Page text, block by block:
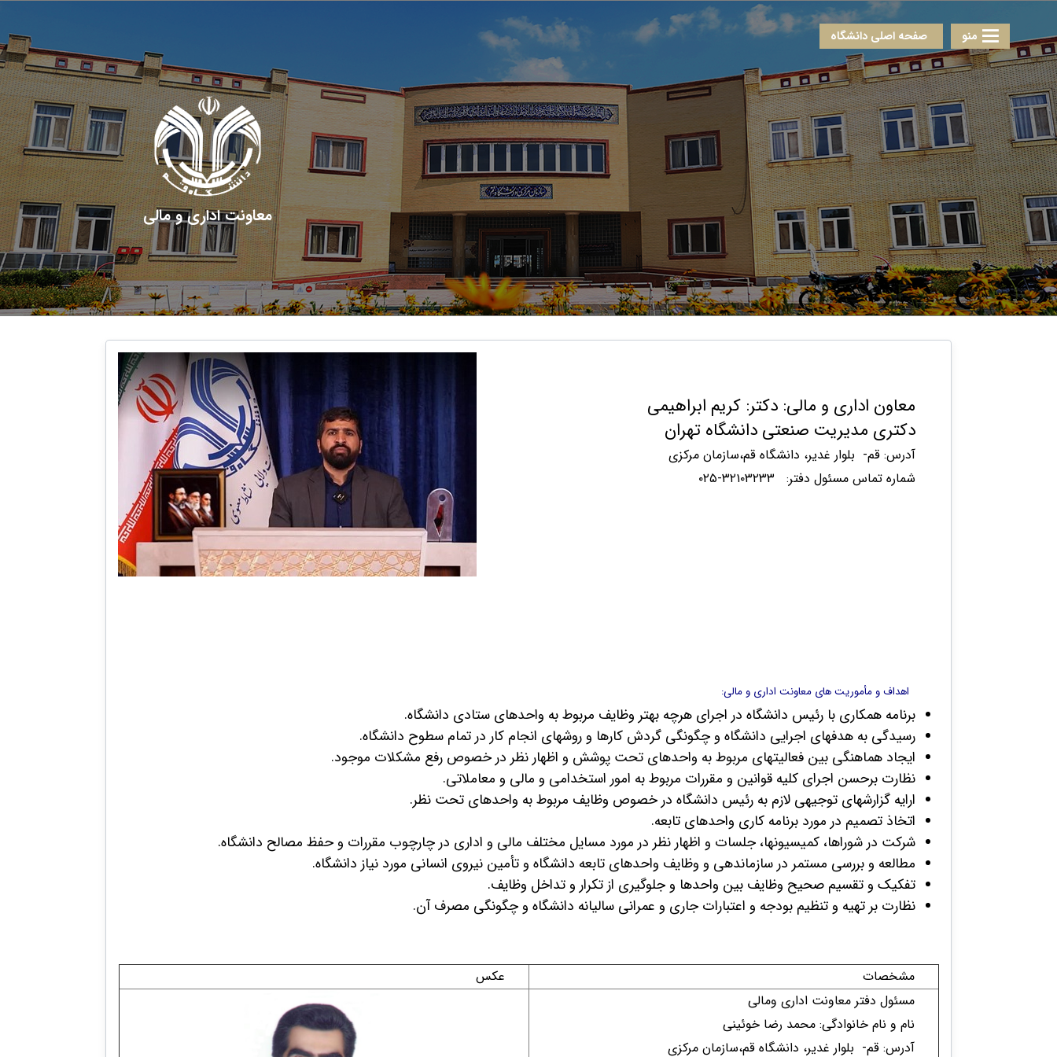
منو صفحه اصلی دانشگاه
معاونت اداری و مالی
معاون اداری و مالی:دکتر: کریم ابراهیمی
​دکتری مدیریت صنعتی دانشگاه تهران
آدرس: قم- بلوار غدیر، دانشگاه قم،ساز​مان مرکزی​ ​​
شماره تماس مسئول دفتر: ۳۲۱۰۳۲۳۳​-۰۲۵​
اهداف و مأموریت های معاونت اداری و مالی:
بر​نا​مه­​همکاری با رئیس دانشگاه در اجرای هرچه بهتر وظایف مربوط به واحدهای ستادی دانشگاه.
رسیدگی به هدف­های اجرایی دانشگاه و چگونگی گردش کارها و روش­های انجام کار در تمام سطوح دانشگاه.
ایجاد هماهنگی بین فعالیت­های مربوط به واحدهای تحت پوشش و اظهار نظر در خصوص رفع مشکلات موجود.
نظارت برحسن اجرای کلیه قوانین و مقررات مربوط به امور استخدامی و مالی و معاملاتی.
ارایه گزارش­های توجیهی لازم به رئیس دانشگاه در خصوص وظایف مربوط به واحدهای تحت ­نظر.
اتخاذ تصمیم در مورد برنامه کاری وا​حدهای تابعه.
شرکت در شوراها، کمیسیون­ها، جلسات و اظهار نظر در مورد مسایل مختلف مالی و اداری در چارچوب مقررات و حفظ مصالح دانشگاه.
مطالعه و بررسی مستمر در سازماندهی و وظایف واحدهای تابعه دانشگاه و تأمین نیروی انسانی مورد نیاز دانشگاه.
تفکیک و تقسیم صحیح وظایف بین واحدها و جلوگیری از تکرار و تداخل وظایف.
نظارت بر تهیه و تنظیم بودجه و اعتبارات جاری و عمرانی سالیانه دانشگاه و چگونگی مصرف آن.​​
مشخصات
عکس
مسئول دفتر معاونت اداری ومالی
نام و نام خانوادگی: محمد رضا خوئینی​
آدرس​: قم- بلوار غدیر، دانشگاه قم،ساز​مان مرکزی​